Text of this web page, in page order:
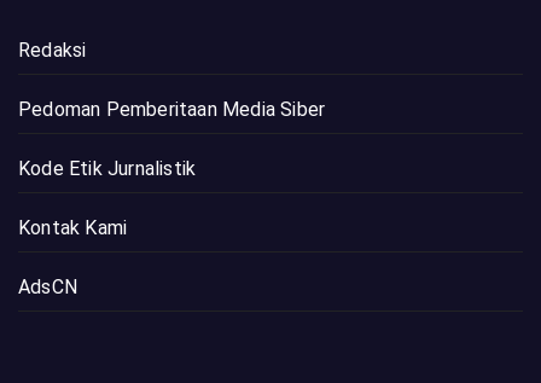
Redaksi
Pedoman Pemberitaan Media Siber
Kode Etik Jurnalistik
Kontak Kami
AdsCN